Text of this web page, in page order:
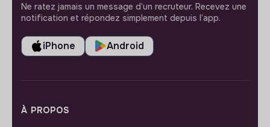
Ne ratez jamais un message d’un recruteur. Recevez une
notification et répondez simplement depuis l’app.
iPhone Android
À PROPOS